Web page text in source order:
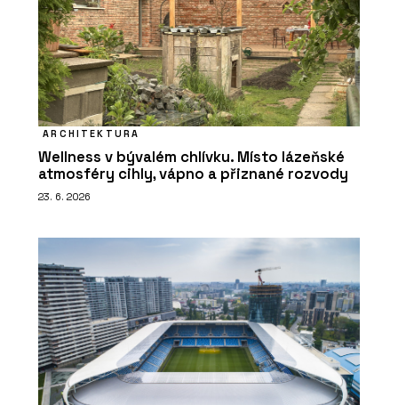
ARCHITEKTURA
Wellness v bývalém chlívku. Místo lázeňské
atmosféry cihly, vápno a přiznané rozvody
23. 6. 2026